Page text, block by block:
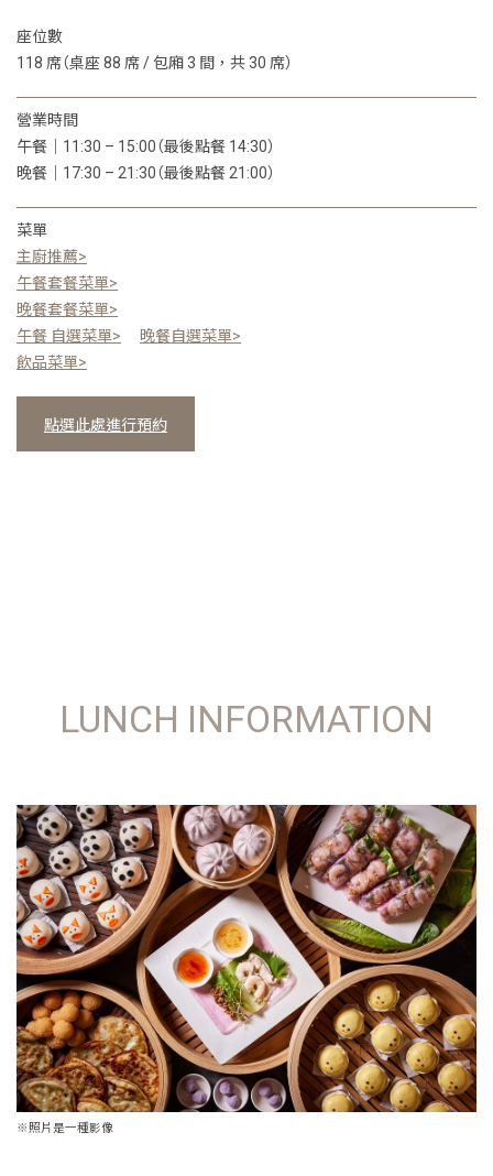
座位數
118 席（桌座 88 席 / 包廂 3 間，共 30 席）
營業時間
午餐｜11:30 – 15:00（最後點餐 14:30）
晚餐｜17:30 – 21:30（最後點餐 21:00）
菜單
主廚推薦>
午餐套餐菜單>
晚餐套餐菜單>
午餐 自選菜單>
晚餐自選菜單>
飲品菜單>
點選此處進行預約
LUNCH INFORMATION
※照片是一種影像